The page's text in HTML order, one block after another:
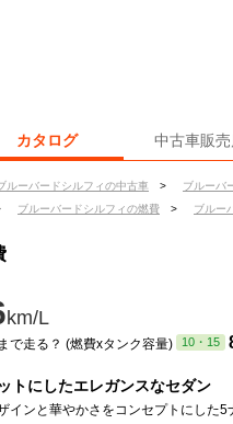
カタログ 中古車販
ルーバードシルフィの中古車 > ブルーバ
ブルーバードシルフィの燃費 > ブルー
km/L
で走る？ (燃費xタンク容量) 10・15
トにしたエレガンスなセダン
インと華やかさをコンセプトにした5